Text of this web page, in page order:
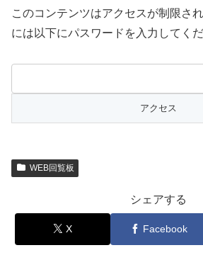
このコンテンツはアクセスが制限さ
には以下にパスワードを入力してくだ
WEB回覧板
シェアする
X Facebook